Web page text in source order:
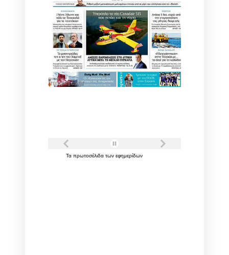
Τα πρωτοσέλιδα των εφημερίδων